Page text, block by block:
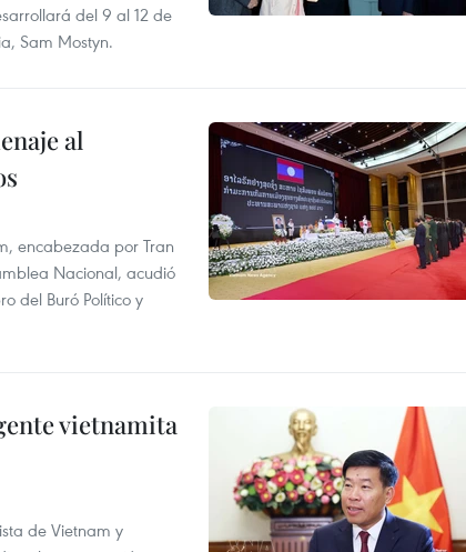
del 9 al 12 de
Sam Mostyn.
al
encabezada por Tran
Nacional, acudió
del Buró Político y
vietnamita
de Vietnam y